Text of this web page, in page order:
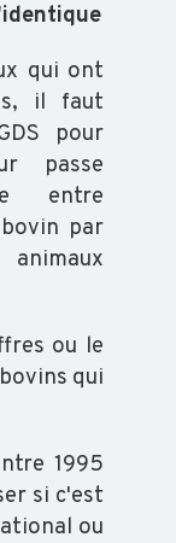
qui ont
il faut
pour
passe
entre
par
ou le
qui
1995
si c'est
ou